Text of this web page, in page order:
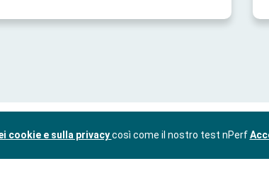
cookie e sulla privacycosì come il nostro test nPerf